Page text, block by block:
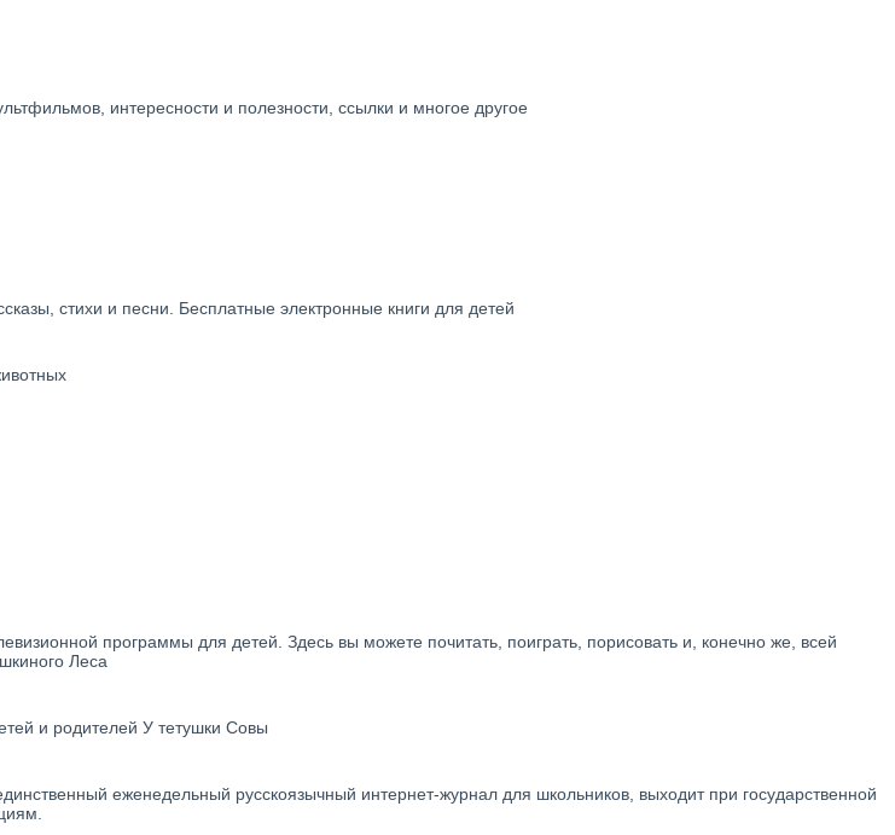
интересности и полезности, ссылки и многое другое
стихи и песни. Бесплатные электронные книги для детей
программы для детей. Здесь вы можете почитать, поиграть, порисовать и, конечно же, всей
Леса
и родителей У тетушки Совы
еженедельный русскоязычный интернет-журнал для школьников, выходит при государственной